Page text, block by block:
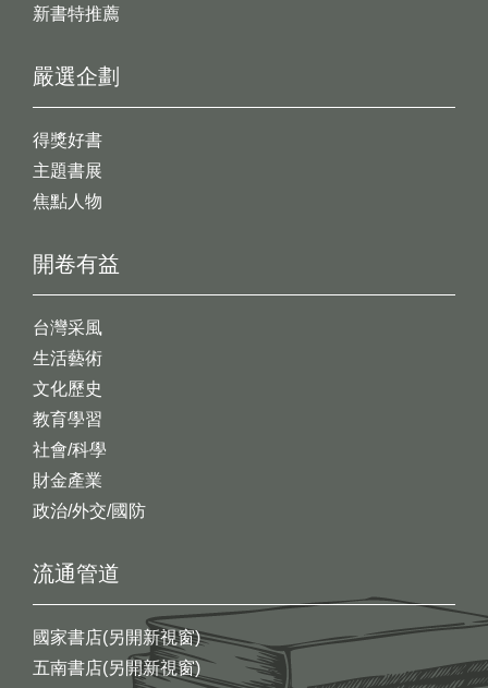
新書特推薦
開卷有益
台灣采風
生活藝術
文化歷史
教育學習
社會/科學
財金產業
政治/外交/國防
嚴選企劃
得獎好書
主題書展
焦點人物
流通管道
國家書店(另開新視窗)
五南書店(另開新視窗)